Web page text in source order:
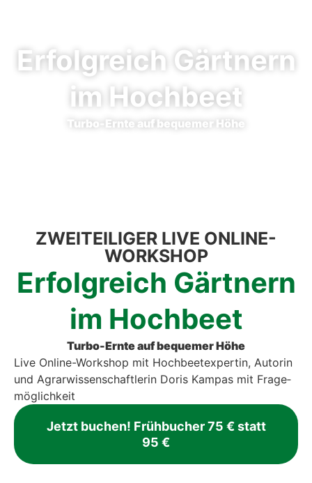
Erfolg­reich Gärt­nern
im Hoch­beet
Tur­bo-Ern­te auf beque­mer Höhe
ZWEI­TEI­LI­GER LIVE ONLINE-
WORK­SHOP
Erfolg­reich Gärt­nern
im Hoch­beet
Tur­bo-Ern­te auf beque­mer Höhe
Live Online-Work­shop mit Hoch­beet­ex­per­tin, Autorin
und Agrar­wis­sen­schaft­le­rin Doris Kam­pas mit Fra­ge­
mög­lich­keit
Jetzt buchen! Früh­bu­cher 75 € statt
95 €